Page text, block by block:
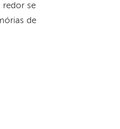
redor se
de